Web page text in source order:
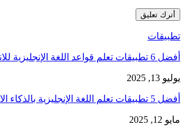
تطبيقات
أفضل 6 تطبيقات تعلم قواعد اللغة الإنجليزية للاندرويد!
يوليو 13, 2025
أفضل 5 تطبيقات تعلم اللغة الإنجليزية بالذكاء الاصطناعي…
مايو 12, 2025